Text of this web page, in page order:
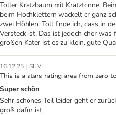
Toller Kratzbaum mit Kratztonne.
beim Hochklettern wackelt er ganz
zwei Höhlen. Toll finde ich, dass in
Versteck ist. Das ist jedoch eher was
großen Kater ist es zu klein. gute
16.12.25 | SILVI
This is a stars rating area from zero
Super schön
Sehr schönes Teil leider geht er
groß dafür ist